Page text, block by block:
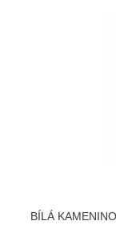
BÍLÁ